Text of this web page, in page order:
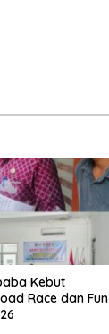
Kebut
Race dan Fun